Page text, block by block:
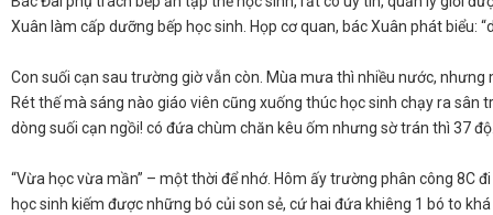
Xuân làm cấp dưỡng bếp học sinh. Họp cơ quan, bác Xuân phát biểu:
​Con suối cạn sau trường giờ vẫn còn. Mùa mưa thì nhiều nước,
Rét thế mà sáng nào giáo viên cũng xuống thúc học sinh chạy ra
dòng suối cạn ngồi! có đứa chùm chăn kêu ốm nhưng sờ trán thì 37
​“Vừa học vừa mần” – một thời để nhớ. Hôm ấy trường phân công 8C
học sinh kiếm được những bó củi son sẻ, cứ hai đứa khiêng 1 bó to